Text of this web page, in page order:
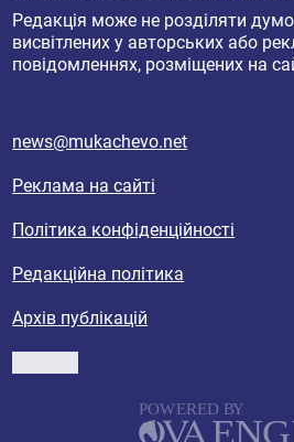
Редакція може не розділяти
висвітлених у авторських або
повідомленнях, розміщених на
news@mukachevo.net
Реклама на сайті
Політика конфіденційності
Редакційна політика
Архів публікацій